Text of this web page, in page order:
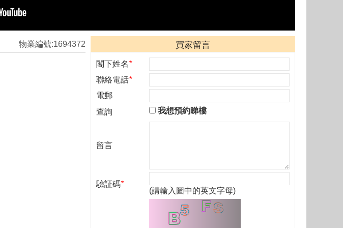
物業編號:1694372 買家留言
閣下姓名*
聯絡電話*
電郵
查詢
我想預約睇樓
留言
驗証碼*
(請輸入圖中的英文字母)